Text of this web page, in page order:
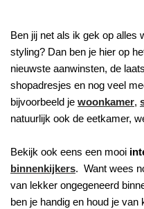
Ben jij net als ik gek op alles
styling? Dan ben je hier op
nieuwste aanwinsten, de
shopadresjes en nog veel
bijvoorbeeld je woonkamer,
natuurlijk ook de eetkamer,
Bekijk ook eens een mooi
binnenkijkers. Want wees
van lekker ongegeneerd
ben je handig en houd je